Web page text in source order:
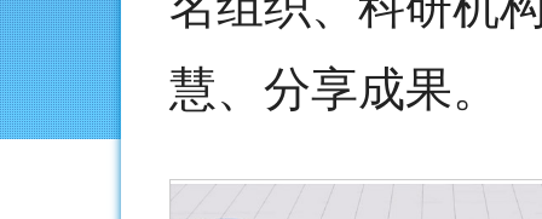
慧、分享成果。